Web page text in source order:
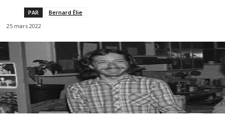
PAR
Bernard Élie
25 mars 2022